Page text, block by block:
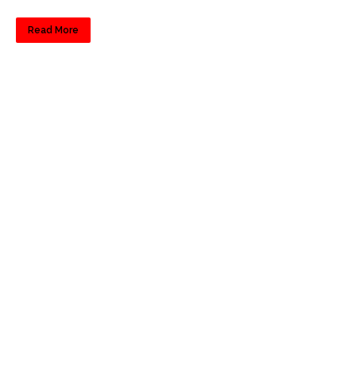
Read More